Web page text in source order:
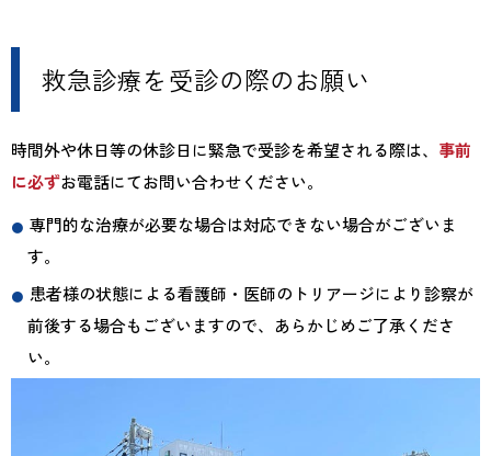
救急診療を受診の際のお願い
時間外や休日等の休診日に緊急で受診を希望される際は、 事前
に必ずお電話にてお問い合わせください。
専門的な治療が必要な場合は対応できない場合がございま
す。
患者様の状態による看護師・医師のトリアージにより診察が
前後する場合もございますので、あらかじめご了承くださ
い。